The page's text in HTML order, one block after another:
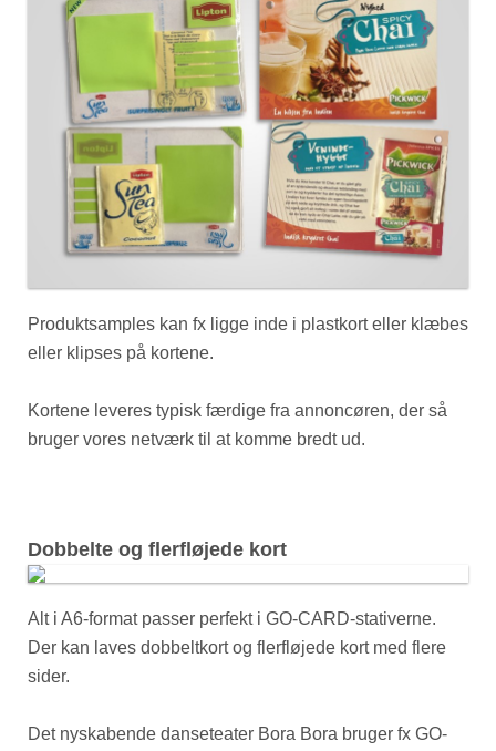
Produktsamples kan fx ligge inde i plastkort eller klæbes
eller klipses på kortene.
Kortene leveres typisk færdige fra annoncøren, der så
bruger vores netværk til at komme bredt ud.
Dobbelte og flerfløjede kort
Alt i A6-format passer perfekt i GO-CARD-stativerne.
Der kan laves dobbeltkort og flerfløjede kort med flere
sider.
Det nyskabende danseteater Bora Bora bruger fx GO-